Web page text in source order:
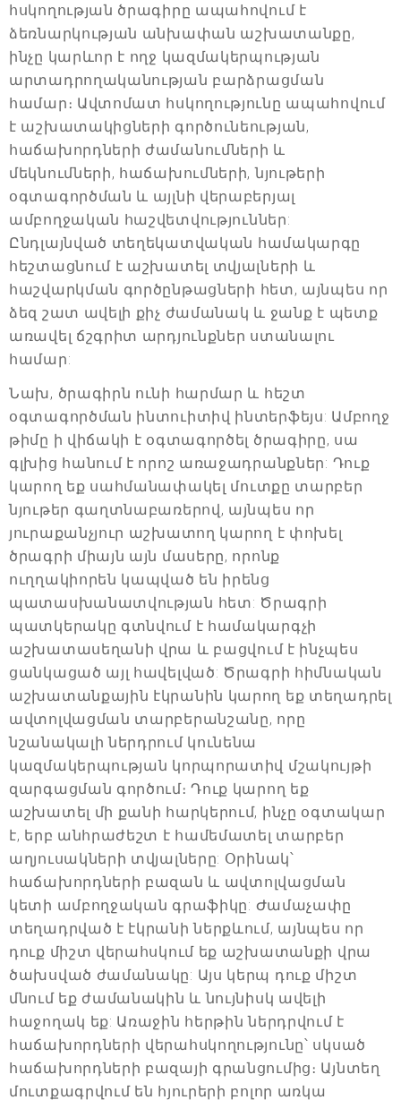
հսկողության ծրագիրը ապահովում է
ձեռնարկության անխափան աշխատանքը,
ինչը կարևոր է ողջ կազմակերպության
արտադրողականության բարձրացման
համար։ Ավտոմատ հսկողությունը ապահովում
է աշխատակիցների գործունեության,
հաճախորդների ժամանումների և
մեկնումների, հաճախումների, նյութերի
օգտագործման և այլնի վերաբերյալ
ամբողջական հաշվետվություններ:
Ընդլայնված տեղեկատվական համակարգը
հեշտացնում է աշխատել տվյալների և
հաշվարկման գործընթացների հետ, այնպես որ
ձեզ շատ ավելի քիչ ժամանակ և ջանք է պետք
առավել ճշգրիտ արդյունքներ ստանալու
համար:
Նախ, ծրագիրն ունի հարմար և հեշտ
օգտագործման ինտուիտիվ ինտերֆեյս: Ամբողջ
թիմը ի վիճակի է օգտագործել ծրագիրը, սա
գլխից հանում է որոշ առաջադրանքներ: Դուք
կարող եք սահմանափակել մուտքը տարբեր
նյութեր գաղտնաբառերով, այնպես որ
յուրաքանչյուր աշխատող կարող է փոխել
ծրագրի միայն այն մասերը, որոնք
ուղղակիորեն կապված են իրենց
պատասխանատվության հետ: Ծրագրի
պատկերակը գտնվում է համակարգչի
աշխատասեղանի վրա և բացվում է ինչպես
ցանկացած այլ հավելված: Ծրագրի հիմնական
աշխատանքային էկրանին կարող եք տեղադրել
ավտոլվացման տարբերանշանը, որը
նշանակալի ներդրում կունենա
կազմակերպության կորպորատիվ մշակույթի
զարգացման գործում։ Դուք կարող եք
աշխատել մի քանի հարկերում, ինչը օգտակար
է, երբ անհրաժեշտ է համեմատել տարբեր
աղյուսակների տվյալները: Օրինակ՝
հաճախորդների բազան և ավտոլվացման
կետի ամբողջական գրաֆիկը: Ժամաչափը
տեղադրված է էկրանի ներքևում, այնպես որ
դուք միշտ վերահսկում եք աշխատանքի վրա
ծախսված ժամանակը: Այս կերպ դուք միշտ
մնում եք ժամանակին և նույնիսկ ավելի
հաջողակ եք: Առաջին հերթին ներդրվում է
հաճախորդների վերահսկողությունը՝ սկսած
հաճախորդների բազայի գրանցումից։ Այնտեղ
մուտքագրվում են հյուրերի բոլոր առկա